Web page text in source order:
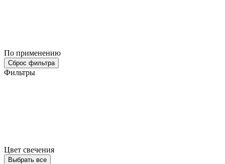
По применению
Сброс фильтра
Фильтры
Цвет свечения
Выбрать все